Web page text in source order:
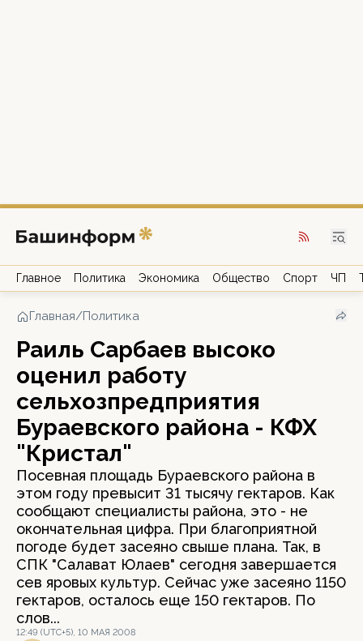
Главное Политика Экономика Общество Спорт ЧП
Главная/Политика
Раиль Сарбаев высоко
оценил работу
сельхозпредприятия
Бураевского района - КФХ
"Кристал"
Посевная площадь Бураевского района в
этом году превысит 31 тысячу гектаров. Как
сообщают специалисты района, это - не
окончательная цифра. При благоприятной
погоде будет засеяно свыше плана. Так, в
СПК "Салават Юлаев" сегодня завершается
сев яровых культур. Сейчас уже засеяно 1150
гектаров, осталось еще 150 гектаров. По
слов...
12:49 (UTC+5), 10 МАЯ 2008